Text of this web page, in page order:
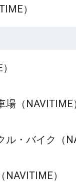
）
場（NAVITIME
ル・バイク（
）